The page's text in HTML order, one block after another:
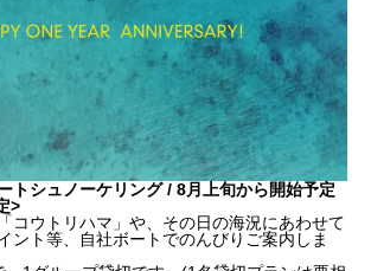
トシュノーケリング / 8月上旬から開始予定
>
コウトリハマ」や、その日の海況にあわせて
ント等、自社ボートでのんびりご案内しま